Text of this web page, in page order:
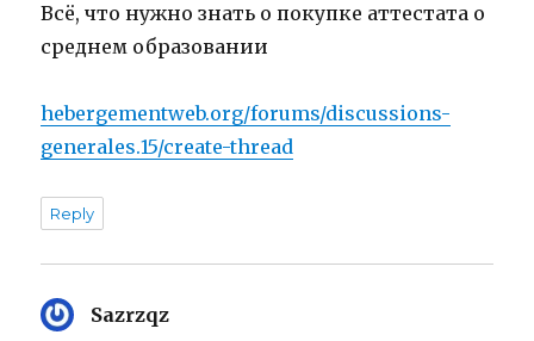
Всё, что нужно знать о покупке аттестата о
среднем образовании
hebergementweb.org/forums/discussions-
generales.15/create-thread
Reply
Sazrzqz